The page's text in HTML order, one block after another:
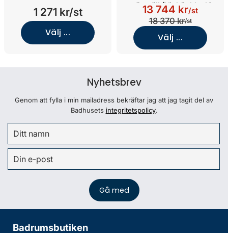
1 271 kr/st
Välj ...
tvättställ (Vit högblank)
13 744 kr/st
18 370 kr/st
Välj ...
Nyhetsbrev
Genom att fylla i min mailadress bekräftar jag att jag tagit del av
Badhusets integritetspolicy.
Badrumsbutiken